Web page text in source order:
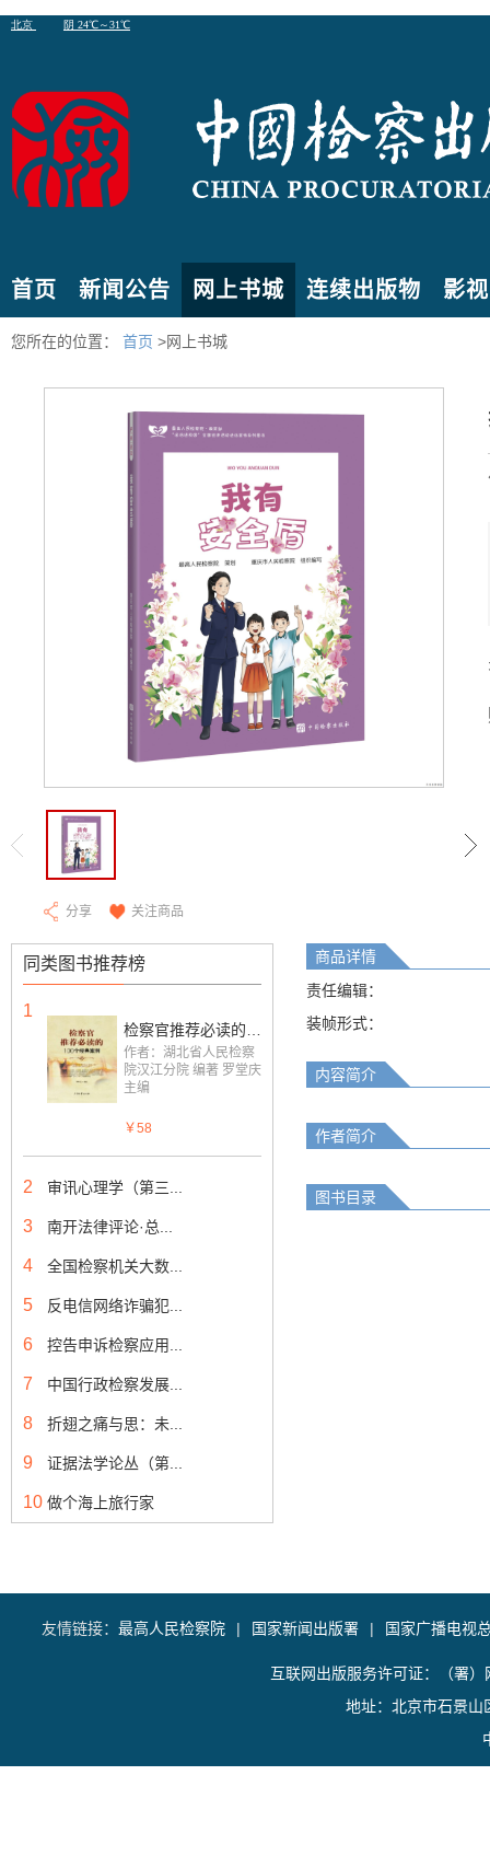
首页 新闻公告 网上书城 连续出版物 影
您所在的位置： 首页 >网上书城
分享 关注商品
同类图书推荐榜
1
作者：湖北省人民检察
院汉江分院 编著 罗堂庆
主编
￥58
2 审讯心理学（第三...
3 南开法律评论·总...
4 全国检察机关大数...
5 反电信网络诈骗犯...
6 控告申诉检察应用...
7 中国行政检察发展...
8 折翅之痛与思：未...
9 证据法学论丛（第...
10 做个海上旅行家
商品详情
责任编辑：
装帧形式：
内容简介
作者简介
图书目录
友情链接： 最高人民检察院 | 国家新闻出版署 | 国家广播电视
互联网出版服务许可证：（署
地址：北京市石景